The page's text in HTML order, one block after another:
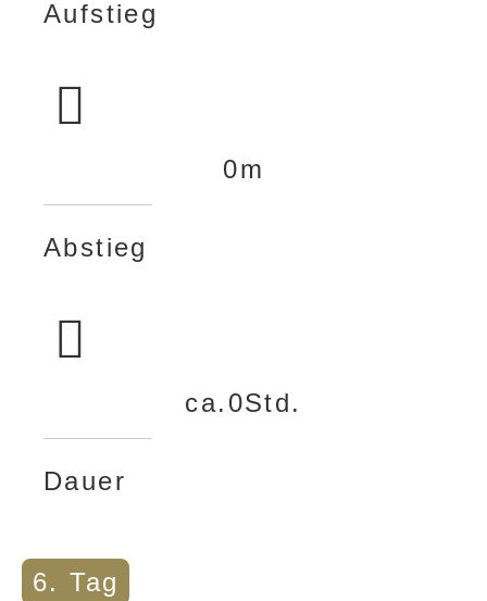
Aufstieg
0m
Abstieg
ca. 0Std.
Dauer
6. Tag